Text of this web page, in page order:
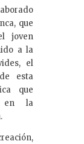
que
joven
a la
el
esta
que
en la